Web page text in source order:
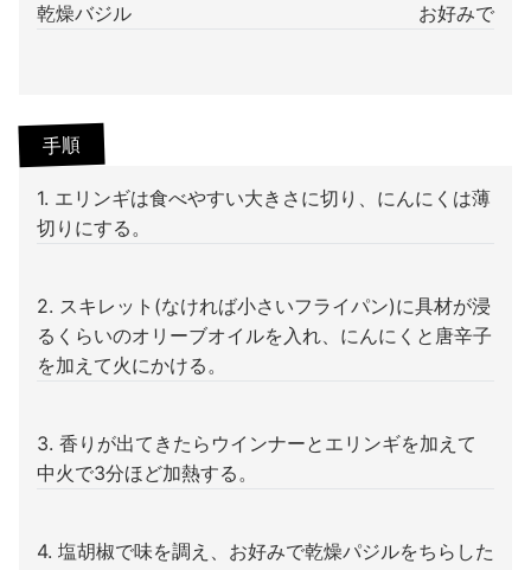
乾燥バジル お好みで
手順
1. エリンギは食べやすい大きさに切り、にんにくは薄
切りにする。
2. スキレット(なければ小さいフライパン)に具材が浸
るくらいのオリーブオイルを入れ、にんにくと唐辛子
を加えて火にかける。
3. 香りが出てきたらウインナーとエリンギを加えて
中火で3分ほど加熱する。
4. 塩胡椒で味を調え、お好みで乾燥パジルをちらした